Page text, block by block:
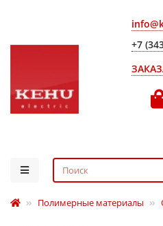
+7
Полимерные материалы